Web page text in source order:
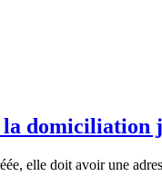
domiciliation
elle doit avoir une